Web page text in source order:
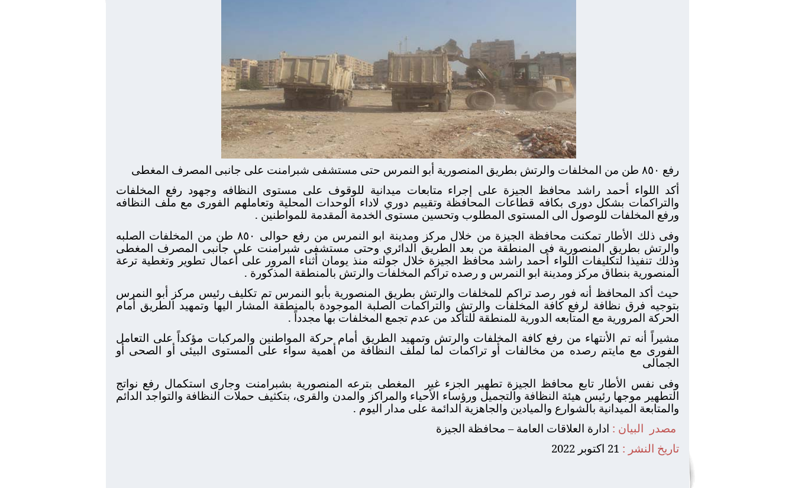
رفع ٨٥٠ طن من المخلفات والرتش بطريق المنصورية أبو النمرس حتى مستشفى شبرامنت على جانبى المصرف المغطى
أكد اللواء أحمد راشد محافظ الجيزة على إجراء متابعات ميدانية للوقوف على مستوى النظافه وجهود رفع المخلفات
والتراكمات بشكل دورى بكافه قطاعات المحافظة وتقييم دوري لاداء الوحدات المحلية وتعاملهم الفورى مع ملف النظافه
ورفع المخلفات للوصول الى المستوى المطلوب وتحسين مستوى الخدمة المقدمة للمواطنين .
وفى ذلك الأطار تمكنت محافظة الجيزة من خلال مركز ومدينة ابو النمرس من رفع حوالى ٨٥٠ طن من المخلفات الصلبه
والرتش بطريق المنصورية فى المنطقة من بعد الطريق الدائري وحتى مستشفى شبرامنت على جانبى المصرف المغطى
وذلك تنفيذا لتكليفات اللواء أحمد راشد محافظ الجيزة خلال جولته منذ يومان أثناء المرور على أعمال تطوير وتغطية ترعة
المنصورية بنطاق مركز ومدينة ابو النمرس و رصده تراكم المخلفات والرتش بالمنطقة المذكورة .
حيث أكد المحافظ أنه فور رصد تراكم للمخلفات والرتش بطريق المنصورية بأبو النمرس تم تكليف رئيس مركز أبو النمرس
بتوجيه فرق نظافة لرفع كافة المخلفات والرتش والتراكمات الصلبة الموجودة بالمنطقة المشار اليها وتمهيد الطريق أمام
الحركة المرورية مع المتابعه الدورية للمنطقة للتأكد من عدم تجمع المخلفات بها مجدداً .
مشيراً أنه تم الأنتهاء من رفع كافة المخلفات والرتش وتمهيد الطريق أمام حركة المواطنين والمركبات مؤكداً على التعامل
الفورى مع مايتم رصده من مخالفات أو تراكمات لما لملف النظافة من أهمية سواء على المستوى البيئى أو الصحى أو
الجمالى
وفى نفس الأطار تابع محافظ الجيزة تطهير الجزء غير
المغطى بترعه المنصورية بشبرامنت وجارى استكمال رفع نواتج
التطهير موجها رئيس هيئة النظافة والتجميل ورؤساء الأحياء والمراكز والمدن والقرى، بتكثيف حملات النظافة والتواجد الدائم
والمتابعة الميدانية بالشوارع والميادين والجاهزية الدائمة على مدار اليوم .
مصدر
البيان : ادارة العلاقات العامة – محافظة الجيزة
تاريخ النشر : 21 اكتوبر 2022